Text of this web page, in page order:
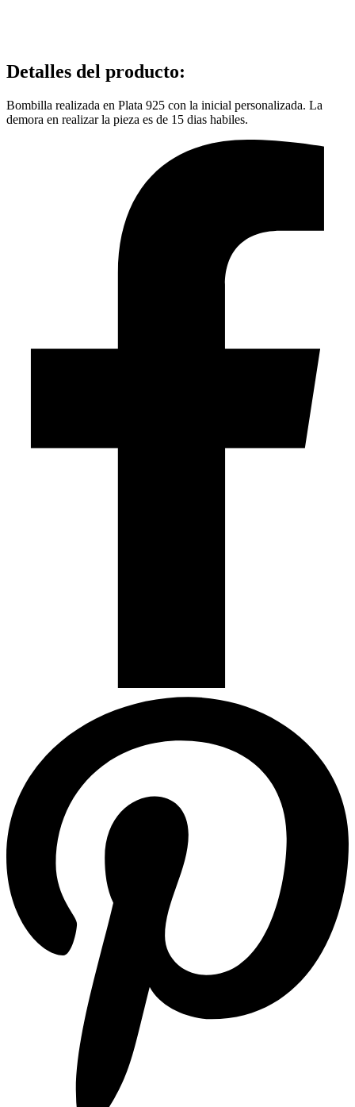
Detalles del producto:
Bombilla realizada en Plata 925 con la inicial personalizada. La
demora en realizar la pieza es de 15 dias habiles.